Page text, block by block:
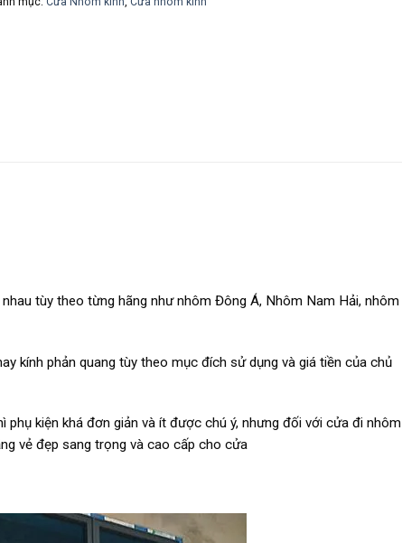
tùy theo từng hãng như nhôm Đông Á, Nhôm Nam Hải, nhôm
kính phản quang tùy theo mục đích sử dụng và giá tiền của chủ
kiện khá đơn giản và ít được chú ý, nhưng đối với cửa đi nhôm
vẻ đẹp sang trọng và cao cấp cho cửa